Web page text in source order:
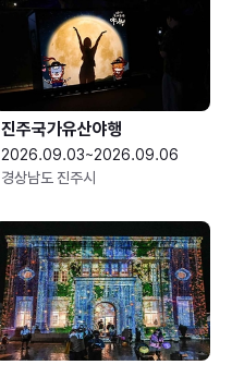
진주국가유산야행
2026.09.03~2026.09.06
경상남도 진주시